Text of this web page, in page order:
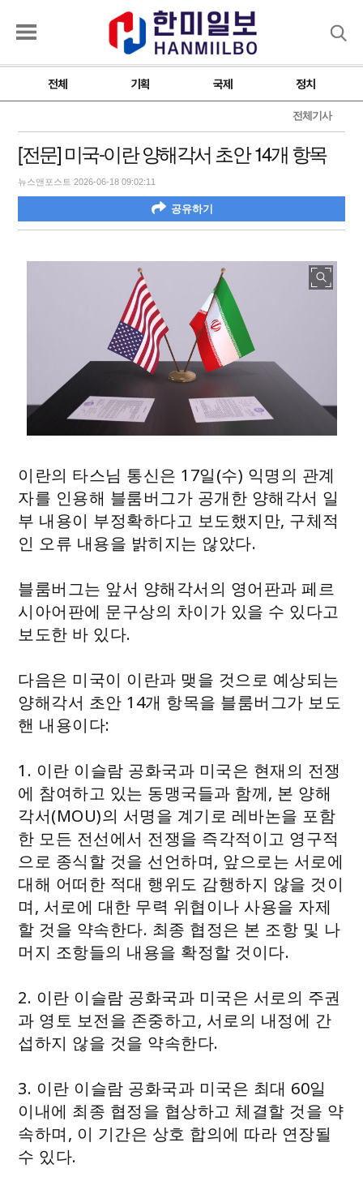
전체 기획 국제 정치
전체기사
[전문] 미국-이란 양해각서 초안 14개 항목
뉴스앤포스트 2026-06-18 09:02:11
공유하기
이란의 타스님 통신은 17일(수) 익명의 관계
자를 인용해 블룸버그가 공개한 양해각서 일
부 내용이 부정확하다고 보도했지만, 구체적
인 오류 내용을 밝히지는 않았다.
블룸버그는 앞서 양해각서의 영어판과 페르
시아어판에 문구상의 차이가 있을 수 있다고
보도한 바 있다.
다음은 미국이 이란과 맺을 것으로 예상되는
양해각서 초안 14개 항목을 블룸버그가 보도
핸 내용이다:
1. 이란 이슬람 공화국과 미국은 현재의 전쟁
에 참여하고 있는 동맹국들과 함께, 본 양해
각서(MOU)의 서명을 계기로 레바논을 포함
한 모든 전선에서 전쟁을 즉각적이고 영구적
으로 종식할 것을 선언하며, 앞으로는 서로에
대해 어떠한 적대 행위도 감행하지 않을 것이
며, 서로에 대한 무력 위협이나 사용을 자제
할 것을 약속한다. 최종 협정은 본 조항 및 나
머지 조항들의 내용을 확정할 것이다.
2. 이란 이슬람 공화국과 미국은 서로의 주권
과 영토 보전을 존중하고, 서로의 내정에 간
섭하지 않을 것을 약속한다.
3. 이란 이슬람 공화국과 미국은 최대 60일
이내에 최종 협정을 협상하고 체결할 것을 약
속하며, 이 기간은 상호 합의에 따라 연장될
수 있다.